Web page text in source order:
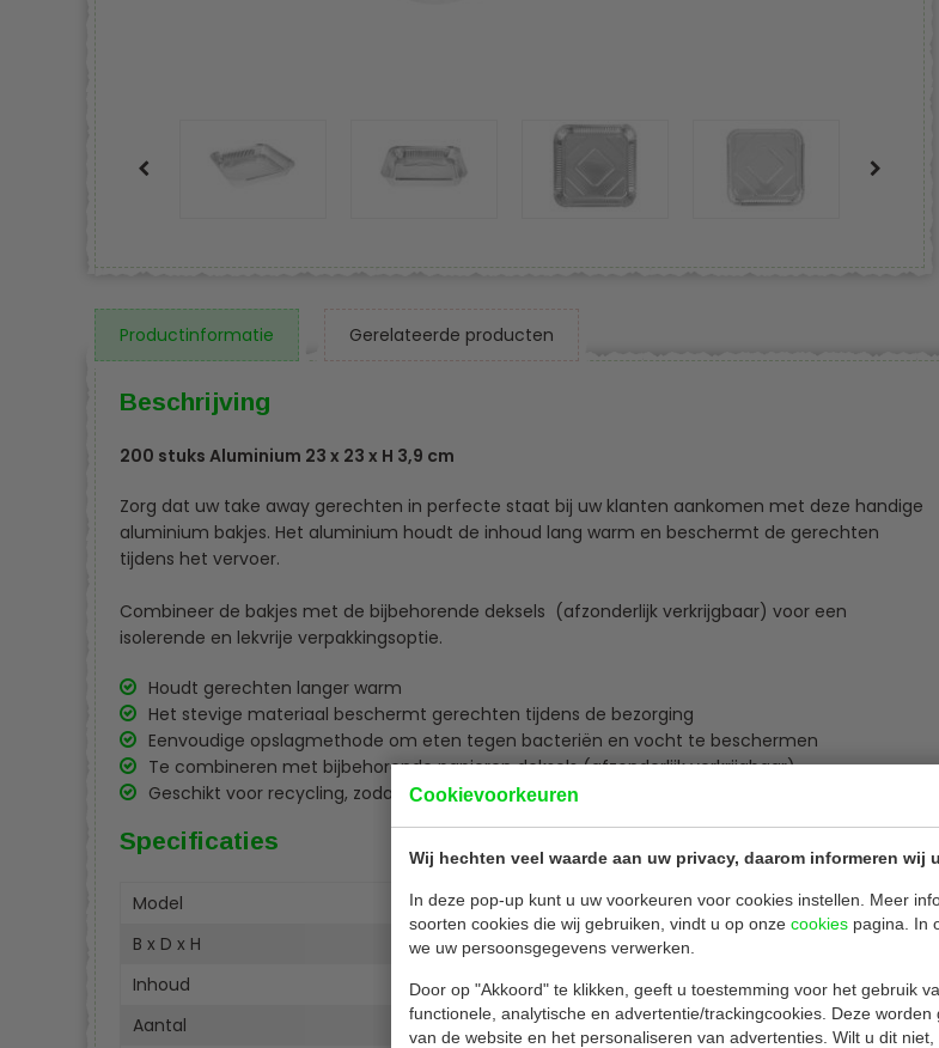
Cookievoorkeuren
Wij hechten veel waarde aan uw privacy, daarom informeren wij
In deze pop-up kunt u uw voorkeuren voor cookies instellen. Meer
soorten cookies die wij gebruiken, vindt u op onze cookies pagina. In
we uw persoonsgegevens verwerken.
Door op "Akkoord" te klikken, geeft u toestemming voor het gebruik
functionele, analytische en advertentie/trackingcookies. Deze
van de website en het personaliseren van advertenties. Wilt u dit
Productinformatie Gerelateerde producten
Beschrijving
200 stuks Aluminium 23 x 23 x H 3,9 cm
Zorg dat uw take away gerechten in perfecte staat bij uw klanten aankomen met deze handige
aluminium bakjes. Het aluminium houdt de inhoud lang warm en beschermt de gerechten
tijdens het vervoer.
Combineer de bakjes met de bijbehorende deksels (afzonderlijk verkrijgbaar) voor een
isolerende en lekvrije verpakkingsoptie.
Houdt gerechten langer warm
Het stevige materiaal beschermt gerechten tijdens de bezorging
Eenvoudige opslagmethode om eten tegen bacteriën en vocht te beschermen
Te combineren met bijbehorende papieren deksels (afzonderlijk verkrijgbaar)
Geschikt voor recycling, zodat er minder afval naar de stortplaats gaat
Specificaties
Model
FJ 854
B x D x H
23 x 23 x 3,9 cm
Inhoud
2 liter
Aantal
200 stuks